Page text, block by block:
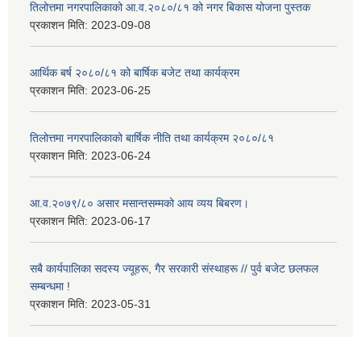
तिलोत्तमा नगरपालिकाको आ.व.२०८०/८१ को नगर बिकास योजना पुस्तक
प्रकाशन मिति: 2023-09-08
आर्थिक बर्ष २०८०/८१ को बार्षिक बजेट तथा कार्यक्रम
प्रकाशन मिति: 2023-06-25
तिलोत्तमा नगरपालिकाको बार्षिक नीति तथा कार्यक्रम २०८०/८१
प्रकाशन मिति: 2023-06-24
आ.व.२०७९/८० असार मसान्तसम्मको आय व्यय बिबरण।
प्रकाशन मिति: 2023-06-17
सबै कार्यपालिका सदस्य ज्यूहरू, गैर सरकारी संस्थाहरू // पुर्व बजेट छलफल
सम्बन्धमा !
प्रकाशन मिति: 2023-05-31